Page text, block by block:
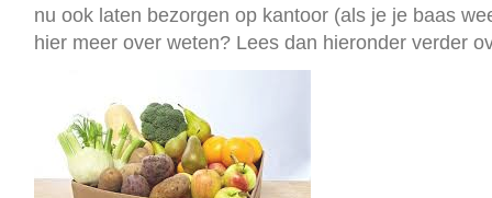
nu ook laten bezorgen op kantoor (als je je baas
hier meer over weten? Lees dan hieronder verder